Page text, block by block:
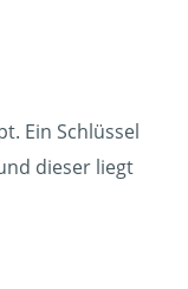
Ein Schlüssel
dieser liegt